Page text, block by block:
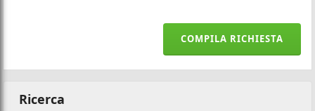
COMPILA RICHIESTA
Ricerca